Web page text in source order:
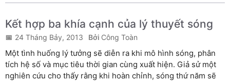
Kết hợp ba khía cạnh của lý thuyết sóng
24 Tháng Bảy, 2013 Công Toàn
Một tình huống lý tưởng sẽ diễn ra khi mô hình sóng, phân
tích hệ số và mục tiêu thời gian cùng xuất hiện. Giả sử một
nghiên cứu cho thấy rằng khi hoàn chỉnh, sóng thứ năm sẽ